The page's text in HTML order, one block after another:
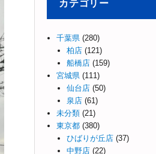
カテゴリー
千葉県 (280)
柏店(121)
船橋店(159)
宮城県 (111)
仙台店(50)
泉店(61)
未分類 (21)
東京都 (380)
ひばりが丘店(37)
中野店(22)